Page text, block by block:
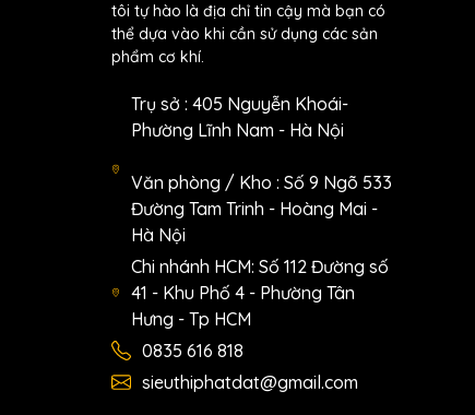
tôi tự hào là địa chỉ tin cậy mà bạn có
thể dựa vào khi cần sử dụng các sản
phẩm cơ khí.
Trụ sở : 405 Nguyễn Khoái-
Phường Lĩnh Nam - Hà Nội
Văn phòng / Kho : Số 9 Ngõ 533
Đường Tam Trinh - Hoàng Mai -
Hà Nội
Chi nhánh HCM: Số 112 Đường số
41 - Khu Phố 4 - Phường Tân
Hưng - Tp HCM
0835 616 818
sieuthiphatdat@gmail.com